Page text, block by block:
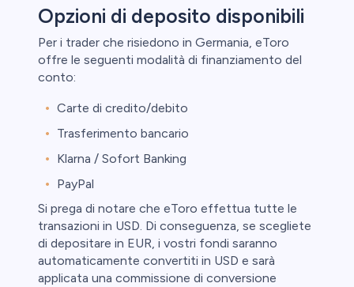
Opzioni di deposito disponibili
Per i trader che risiedono in Germania, eToro
offre le seguenti modalità di finanziamento del
conto:
Carte di credito/debito
Trasferimento bancario
Klarna / Sofort Banking
PayPal
Si prega di notare che eToro effettua tutte le
transazioni in USD. Di conseguenza, se scegliete
di depositare in EUR, i vostri fondi saranno
automaticamente convertiti in USD e sarà
applicata una commissione di conversione